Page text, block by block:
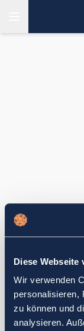
Diese Webseite
Wir verwenden
personalisieren,
zu können und
analysieren.